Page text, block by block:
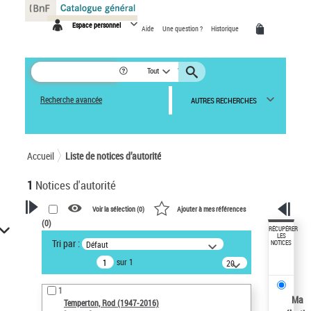
Espace personnel Aide Une question ? Historique
Tout
Recherche avancée AUTRES RECHERCHES
Accueil Liste de notices d’autorité
1 Notices d'autorité
VOTRE RECHERCHE
Recherche avancée dans les
notices d’autorité
Œuvres liées à l'auteur :
Temperton, Rod (1947-2016)
Voir la sélection (0) Ajouter à mes références
(0)
Tri par : Défaut
sur 1
20
résultats/page
1
Temperton, Rod (1947-2016)
RÉCUPÉRER
LES
NOTICES
Ma
Panneau de gestion des cookies